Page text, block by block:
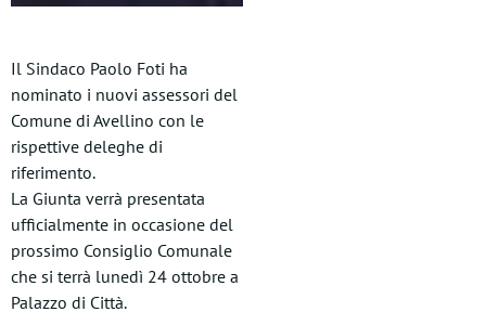
Il Sindaco Paolo Foti ha
nominato i nuovi assessori del
Comune di Avellino con le
rispettive deleghe di
riferimento.
La Giunta verrà presentata
ufficialmente in occasione del
prossimo Consiglio Comunale
che si terrà lunedì 24 ottobre a
Palazzo di Città.